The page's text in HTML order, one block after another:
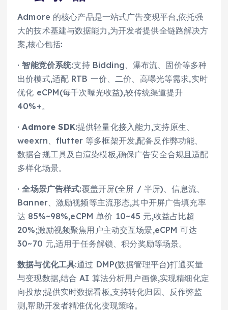
Admore 的核心产品是一站式广告变现平台,依托强
大的技术基建与数据能力,为开发者提供全链路解决方
案,核心包括:
·智能竞价系统:支持 Bidding、瀑布流、固价等多种
出价模式,适配 RTB 一价、二价、高曝光等需求,实时
优化 eCPM(每千次曝光收益),较传统渠道提升
40%+。
·Admore SDK:提供轻量化接入能力,支持原生、
weexrn、flutter 等多框架开发,配备反作弊功能、
数据合规工具及自渲染模板,确保广告安全合规且适配
多样化场景。
·全场景广告样式:覆盖开屏(全屏 / 半屏)、信息流、
Banner、激励视频等主流形态,其中开屏广告填充率
达 85%~98%,eCPM 单价 10~45 元,收益占比超
20%;激励视频聚焦用户主动交互场景,eCPM 可达
30~70 元,适用于任务解锁、积分奖励等场景。
数据与优化工具:通过 DMP(数据管理平台)打通买量
与变现数据,结合 AI 算法分析用户画像,实现精细化定
向投放;提供实时数据看板,支持转化归因、反作弊监
测,帮助开发者精准优化变现策略。